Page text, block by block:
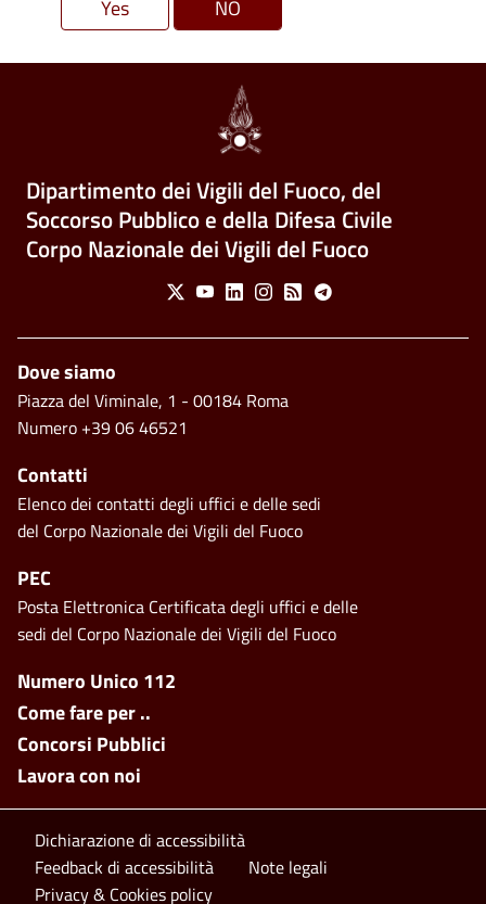
Dipartimento dei Vigili del Fuoco, del
Soccorso Pubblico e della Difesa Civile
Corpo Nazionale dei Vigili del Fuoco
Social Menu
X YoutubeLinkedinInstagram
Feed Telegram
Footer side menu
Numero Unico 112
Come fare per ..
Concorsi Pubblici
Lavora con noi
Piè di pagina
Dove siamo
Piazza del Viminale, 1 - 00184 Roma
Numero +39 06 46521
Contatti
Elenco dei contatti degli uffici e delle sedi
del Corpo Nazionale dei Vigili del Fuoco
PEC
Posta Elettronica Certificata degli uffici e delle
sedi del Corpo Nazionale dei Vigili del Fuoco
Footer bottom
Dichiarazione di accessibilità
Feedback di accessibilità
Note legali
Privacy & Cookies policy